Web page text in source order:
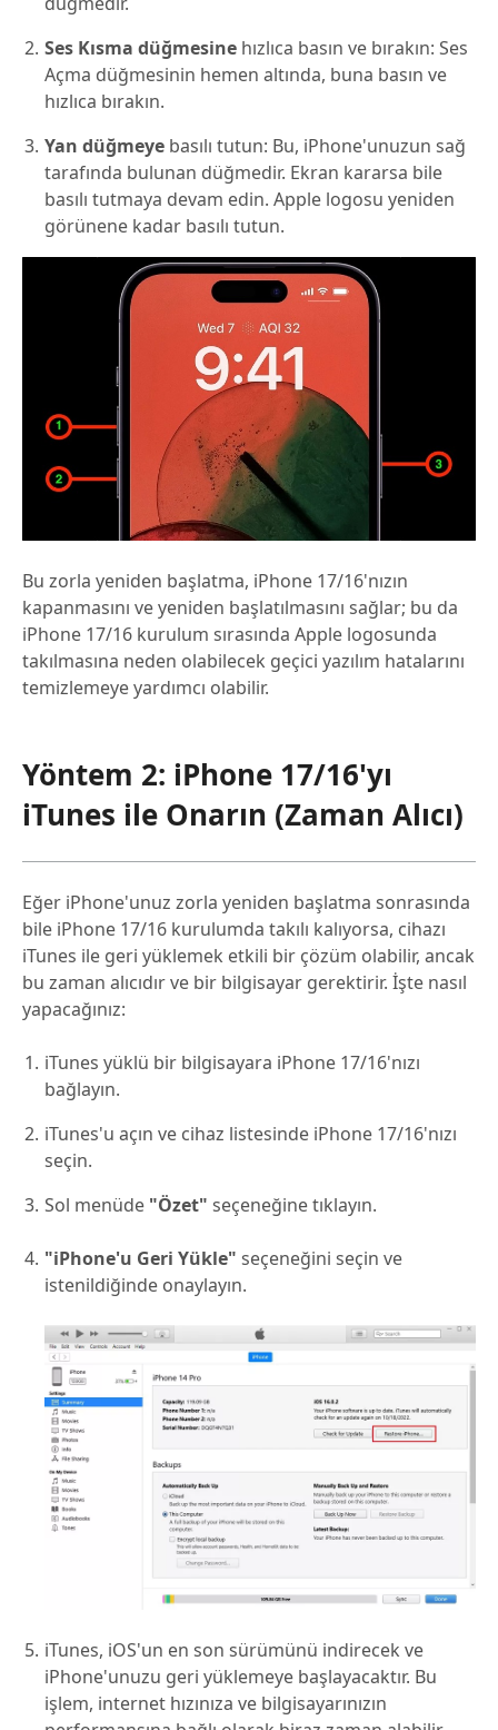
Ses Kısma düğmesine hızlıca basın ve bırakın: Ses
Açma düğmesinin hemen altında, buna basın ve
hızlıca bırakın.
Yan düğmeye basılı tutun: Bu, iPhone'unuzun sağ
tarafında bulunan düğmedir. Ekran kararsa bile
basılı tutmaya devam edin. Apple logosu yeniden
görünene kadar basılı tutun.
Bu zorla yeniden başlatma, iPhone 17/16'nızın
kapanmasını ve yeniden başlatılmasını sağlar; bu da
iPhone 17/16 kurulum sırasında Apple logosunda
takılmasına neden olabilecek geçici yazılım hatalarını
temizlemeye yardımcı olabilir.
Yöntem 2: iPhone 17/16'yı
iTunes ile Onarın (Zaman Alıcı)
Eğer iPhone'unuz zorla yeniden başlatma sonrasında
bile iPhone 17/16 kurulumda takılı kalıyorsa, cihazı
iTunes ile geri yüklemek etkili bir çözüm olabilir, ancak
bu zaman alıcıdır ve bir bilgisayar gerektirir. İşte nasıl
yapacağınız:
iTunes yüklü bir bilgisayara iPhone 17/16'nızı
bağlayın.
iTunes'u açın ve cihaz listesinde iPhone 17/16'nızı
seçin.
Sol menüde "Özet" seçeneğine tıklayın.
"iPhone'u Geri Yükle" seçeneğini seçin ve
istenildiğinde onaylayın.
iTunes, iOS'un en son sürümünü indirecek ve
iPhone'unuzu geri yüklemeye başlayacaktır. Bu
işlem, internet hızınıza ve bilgisayarınızın